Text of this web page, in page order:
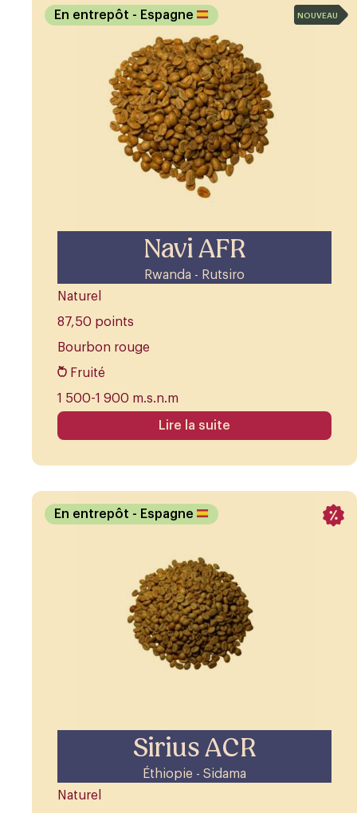
Navi AFR
Rwanda - Rutsiro
En entrepôt - Espagne
Naturel
87,50 points
Bourbon rouge
Fruité
1 500-1 900 m.s.n.m
NOUVEAU
Lire la suite
Sirius ACR
Éthiopie - Sidama
En entrepôt - Espagne
Naturel